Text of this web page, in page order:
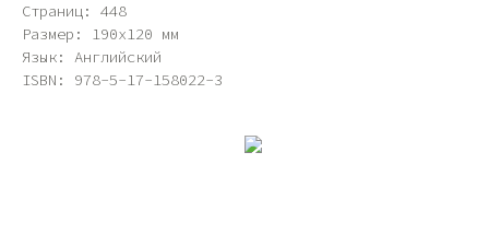
Страниц: 448
Размер: 190x120 мм
Язык: Английский
ISBN: 978-5-17-158022-3